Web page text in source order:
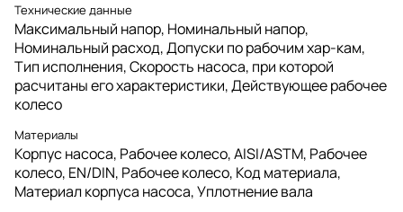
Технические данные
Максимальный напор, Номинальный напор,
Номинальный расход, Допуски по рабочим хар-кам,
Тип исполнения, Скорость насоса, при которой
расчитаны его характеристики, Действующее рабочее
колесо
Материалы
Корпус насоса, Рабочее колесо, AISI/ASTM, Рабочее
колесо, EN/DIN, Рабочее колесо, Код материала,
Материал корпуса насоcа, Уплотнение вала